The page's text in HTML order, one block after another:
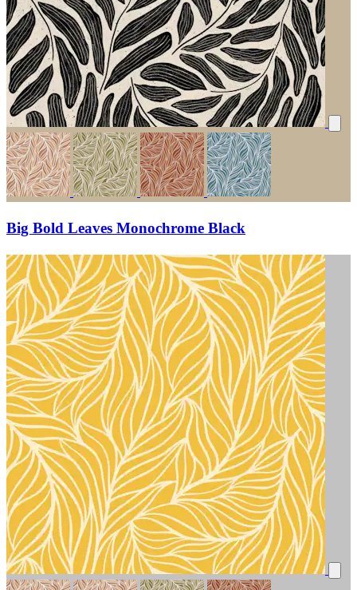
Big Bold Leaves Monochrome Black